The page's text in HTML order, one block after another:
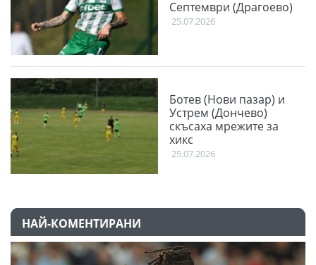
Септември (Драгоево)
25.07.2026
Ботев (Нови пазар) и
Устрем (Дончево)
скъсаха мрежите за
хикс
25.07.2026
НАЙ-КОМЕНТИРАНИ